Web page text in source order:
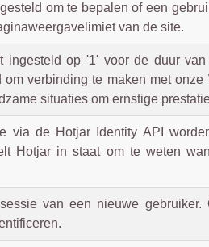
om te bepalen of een
van de site.
ingesteld op '1' voor de duur
verbinding te maken met
situaties om ernstige
via de Hotjar Identity API
Hotjar in staat om te weten
van een nieuwe